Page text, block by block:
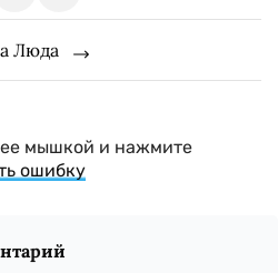
Люда
мышкой и нажмите
ошибку